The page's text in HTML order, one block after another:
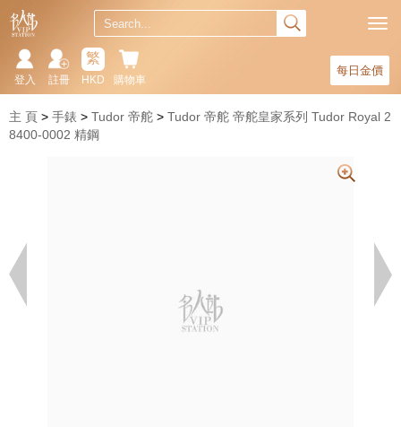
每日金價
購物車
繁
HKD
註冊
登入
主 頁 手錶 Tudor 帝舵
Tudor 帝舵 帝舵皇家系列 Tudor Royal 2
8400-0002 精鋼